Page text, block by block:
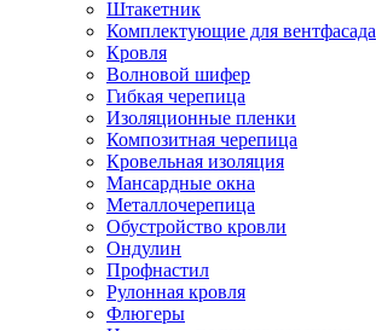
Штакетник
Комплектующие для вентфасада
Кровля
Волновой шифер
Гибкая черепица
Изоляционные пленки
Композитная черепица
Кровельная изоляция
Мансардные окна
Металлочерепица
Обустройство кровли
Ондулин
Профнастил
Рулонная кровля
Флюгеры